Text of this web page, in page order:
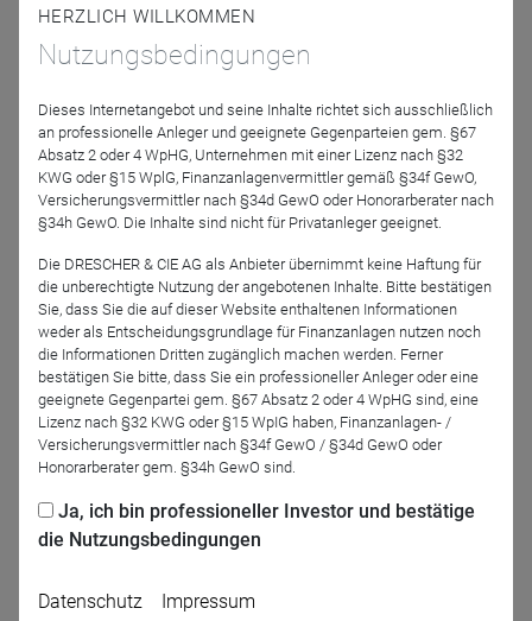
anlässlich unserer nächsten Webkonferenz am:
Freitag, den 06. September 2024 von
(plus Zeit für Ihre Fragen).
Wir freuen uns auf Sie!
Herzliche Grüße
Ihr D&R Investor Services Team
Referenten
DONNER & REUSCHEL
HERZLICH WILLKOMMEN
Nutzungsbedingungen
Dieses Internetangebot und seine Inhalte richtet sich ausschließlich
an professionelle Anleger und geeignete Gegenparteien gem. §67
Absatz 2 oder 4 WpHG, Unternehmen mit einer Lizenz nach §32
KWG oder §15 WplG, Finanzanlagenvermittler gemäß §34f GewO,
Versicherungsvermittler nach §34d GewO oder Honorarberater nach
§34h GewO. Die Inhalte sind nicht für Privatanleger geeignet.
Die DRESCHER & CIE AG als Anbieter übernimmt keine Haftung für
die unberechtigte Nutzung der angebotenen Inhalte. Bitte bestätigen
Sie, dass Sie die auf dieser Website enthaltenen Informationen
weder als Entscheidungsgrundlage für Finanzanlagen nutzen noch
die Informationen Dritten zugänglich machen werden. Ferner
bestätigen Sie bitte, dass Sie ein professioneller Anleger oder eine
geeignete Gegenpartei gem. §67 Absatz 2 oder 4 WpHG sind, eine
Lizenz nach §32 KWG oder §15 WpIG haben, Finanzanlagen- /
Versicherungsvermittler nach §34f GewO / §34d GewO oder
Honorarberater gem. §34h GewO sind.
Ja, ich bin professioneller Investor und bestätige
die Nutzungsbedingungen
Datenschutz Impressum